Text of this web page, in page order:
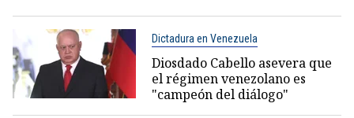
Dictadura en Venezuela
Diosdado Cabello asevera que
el régimen venezolano es
"campeón del diálogo"